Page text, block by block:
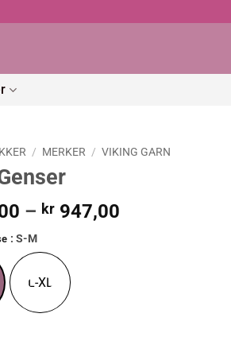
/ MERKER / VIKING GARN
– kr 947,00
: S-M
L-XL